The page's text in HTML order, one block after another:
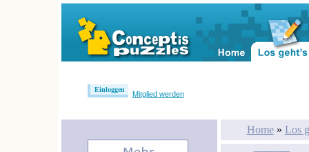
Einloggen
Mitglied werden
Home » Los